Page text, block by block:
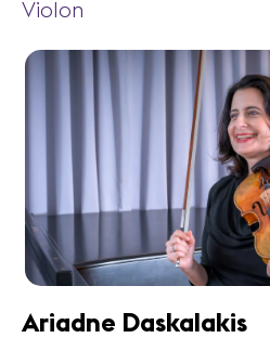
Violon
Ariadne Daskalakis